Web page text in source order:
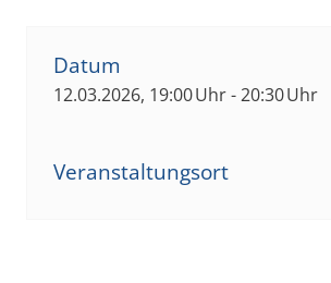
Datum
12.03.2026, 19:00 Uhr - 20:30 Uhr
Veranstaltungsort